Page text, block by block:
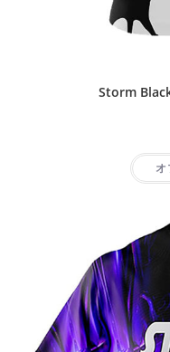
Storm